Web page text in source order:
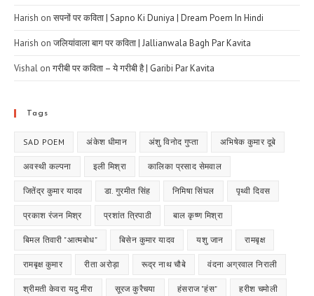
Harish onसपनों पर कविता | Sapno Ki Duniya | Dream Poem In Hindi
Harish onजलियांवाला बाग पर कविता | Jallianwala Bagh Par Kavita
Vishal onगरीबी पर कविता – ये गरीबी है | Garibi Par Kavita
Tags
SAD POEM अंकेश धीमान अंशु विनोद गुप्ता अभिषेक कुमार दूबे
अवस्थी कल्पना इली मिश्रा कालिका प्रसाद सेमवाल
जितेंद्र कुमार यादव डा. गुरमीत सिंह निमिषा सिंघल पृथ्वी दिवस
प्रकाश रंजन मिश्र प्रशांत त्रिपाठी बाल कृष्ण मिश्रा
बिमल तिवारी "आत्मबोध" बिसेन कुमार यादव यशु जान रामबृक्ष
रामबृक्ष कुमार रीता अरोड़ा रूद्र नाथ चौबे वंदना अग्रवाल निराली
श्रीमती केवरा यदु मीरा सूरज कुरैचया हंसराज "हंस" हरीश चमोली